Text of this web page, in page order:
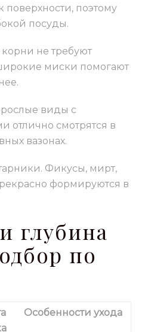
поэтому
посуды.
не требуют
миски помогают
виды с
отлично смотрятся в
вазонах.
Фикусы, мирт,
формируются в
глубина
по
Особенности ухода